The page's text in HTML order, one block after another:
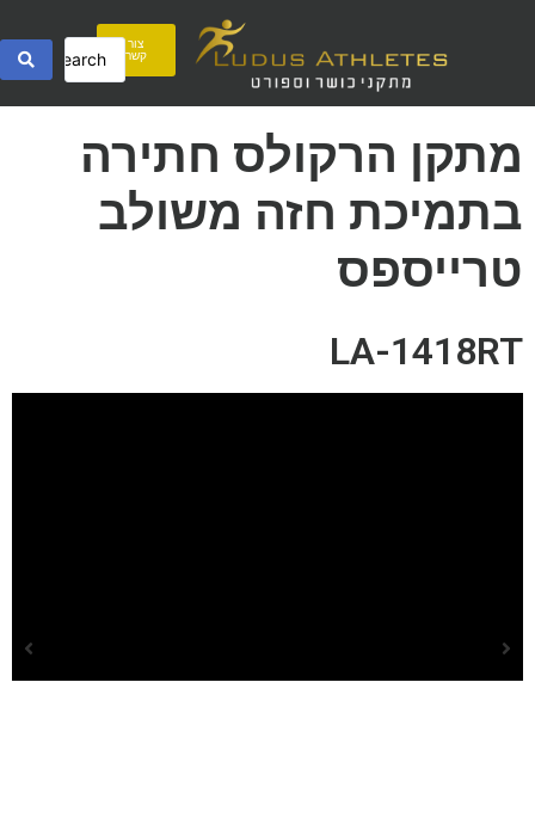
צור
קשר
מתקן הרקולס חתירה
בתמיכת חזה משולב
טרייספס
LA-1418RT